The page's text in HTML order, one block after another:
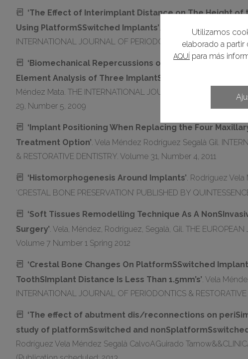
‘The Effect of Interimplant Distance on The Height
Using PlatformSSwitched Implants’ . Rodríguez Vela Segalà
INTERNATIONAL JOURNAL OF PERIODONTICS &
‘Biomechanical Repercussions of Bone Resorption
Element Analysis of Three ImplantS Abutment
Méndez Mata. THE INTERNATIONAL JOURNAL OF
29, Number 5, 2009
‘Implant Positioning When Replacing the Four
Treatment Option’ . Vela Méndez Rodríguez Segalà Gil.
& RESTORATIVE DENTISTRY. Volume 31, Number 4, 2011
‘Histomorphogenesis Around Implants’ . Rodríguez
‘CRESTAL BONE PRESERVATION’ PUBLISHED BY
‘Soft Tissues Remodelling Technique As A
Surgery’ . Vela, Méndez, Rodríguez, Segalà, Gil. THE EUROPEAN
Volume 7 Number 1 Spring 2012
‘Crestal Bone Changes On PlatformSSwitched
ToothSImplant Distance Is Less Than 1.5mm’s’ . Vela
INTERNATIONAL JOURNAL OF PERIODONTICS &
‘The effect of abutment dis/reconnections on
study of platformSswitched and
Rodríguez Vela Méndez Segalà CalvoAGuirado
Utilizamos
elaborado a partir
AQUÍ para más